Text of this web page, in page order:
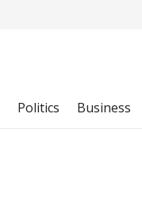
Politics Business